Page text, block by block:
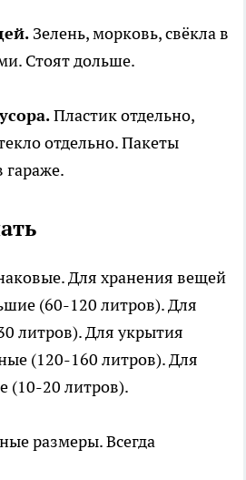
Зелень, морковь, свёкла в
Стоят дольше.
Пластик отдельно,
отдельно. Пакеты
гараже.
Для хранения вещей
(60-120 литров). Для
литров). Для укрытия
(120-160 литров). Для
(10-20 литров).
размеры. Всегда